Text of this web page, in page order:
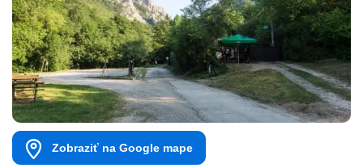
Zobraziť na Google mape